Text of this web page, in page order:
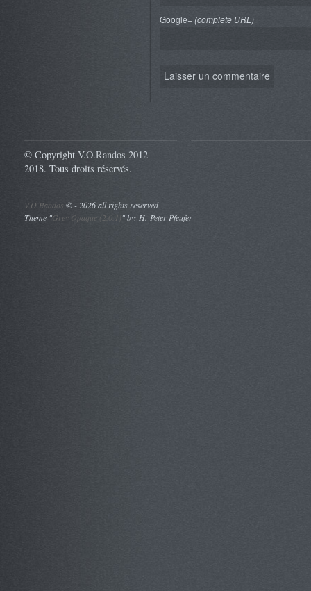
Google+ (complete URL)
© Copyright V.O.Randos 2012 -
2018. Tous droits réservés.
V.O.Randos ©- 2026 all rights reserved
Theme "Grey Opaque (2.0.1)" by: H.-Peter Pfeufer